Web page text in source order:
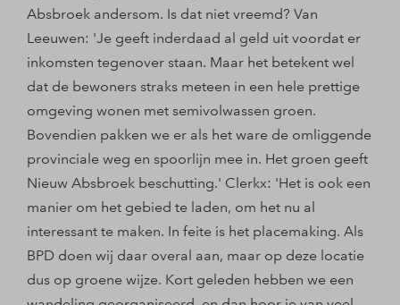
Absbroek andersom. Is dat niet vreemd? Van
Leeuwen: 'Je geeft inderdaad al geld uit voordat er
inkomsten tegenover staan. Maar het betekent wel
dat de bewoners straks meteen in een hele prettige
omgeving wonen met semivolwassen groen.
Bovendien pakken we er als het ware de omliggende
provinciale weg en spoorlijn mee in. Het groen geeft
Nieuw Absbroek beschutting.' Clerkx: 'Het is ook een
manier om het gebied te laden, om het nu al
interessant te maken. In feite is het placemaking. Als
BPD doen wij daar overal aan, maar op deze locatie
dus op groene wijze. Kort geleden hebben we een